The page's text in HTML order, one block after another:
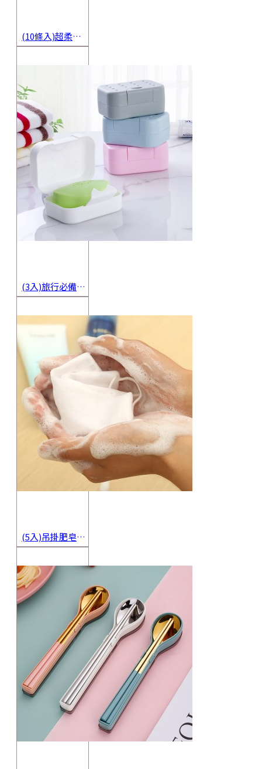
(10條入)超柔軟抹布 不沾油洗碗巾 多用途擦拭布
(3入)旅行必備密封香皂收納盒 方便攜帶防水海綿肥皂盒 香皂盒
(5入)吊掛肥皂起泡網 香皂起泡袋